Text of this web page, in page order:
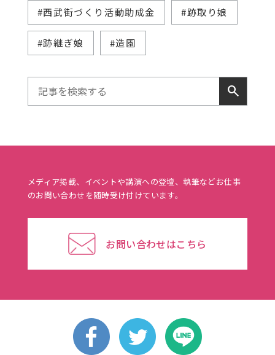
#西武街づくり活動助成金 #跡取り娘
#跡継ぎ娘 #造園
search
メディア掲載、イベントや講演への登壇、執筆などお仕事
のお問い合わせを随時受け付けています。
お問い合わせはこちら